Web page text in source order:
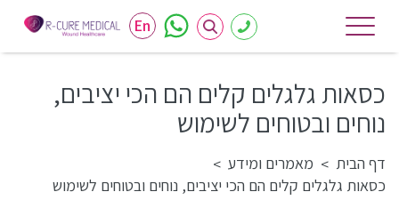
En
כסאות גלגלים קלים הם הכי יציבים,
נוחים ובטוחים לשימוש
דף הבית > מאמרים ומידע >
כסאות גלגלים קלים הם הכי יציבים, נוחים ובטוחים לשימוש